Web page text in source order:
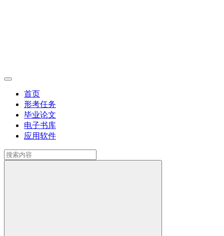
首页
形考任务
毕业论文
电子书库
应用软件